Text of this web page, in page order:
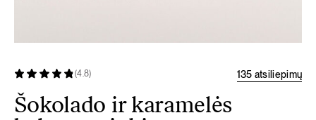
(4.8) 135 atsiliepimų
Šokolado ir karamelės